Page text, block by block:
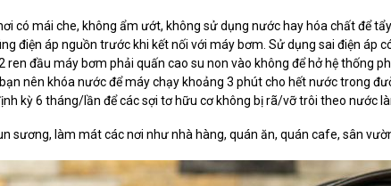
có mái che, không ẩm ướt, không sử dụng nước hay hóa chất để
điện áp nguồn trước khi kết nối với máy bơm. Sử dụng sai điện áp
ren đầu máy bơm phải quấn cao su non vào không để hở hệ thống
nên khóa nước để máy chạy khoảng 3 phút cho hết nước trong
kỳ 6 tháng/lần để các sợi tơ hữu cơ không bị rã/vỡ trôi theo nước
sương, làm mát các nơi như nhà hàng, quán ăn, quán cafe, sân